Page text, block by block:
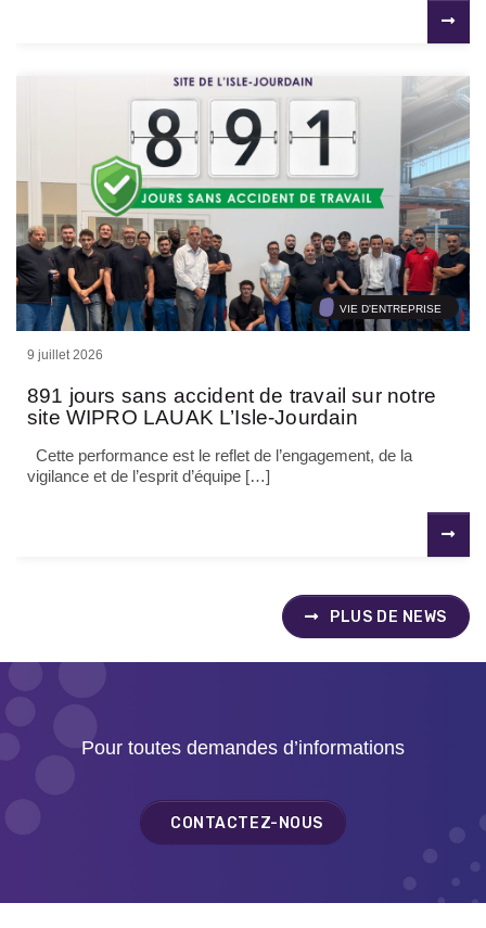
VIE D'ENTREPRISE
9 juillet 2026
891 jours sans accident de travail sur notre
site WIPRO LAUAK L’Isle-Jourdain
Cette performance est le reflet de l’engagement, de la
vigilance et de l’esprit d’équipe […]
PLUS DE NEWS
Pour toutes demandes d’informations
CONTACTEZ-NOUS